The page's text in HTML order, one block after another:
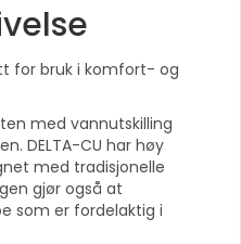
for bruk i komfort- og
med vannutskilling
DELTA-CU har høy
med tradisjonelle
gjør også at
som er fordelaktig i